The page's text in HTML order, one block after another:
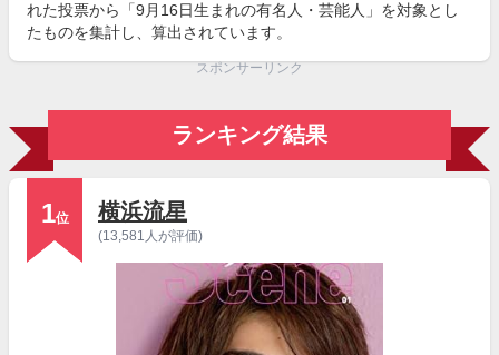
れた投票から「9月16日生まれの有名人・芸能人」を対象とし
たものを集計し、算出されています。
スポンサーリンク
ランキング結果
1位 横浜流星
(13,581人が評価)